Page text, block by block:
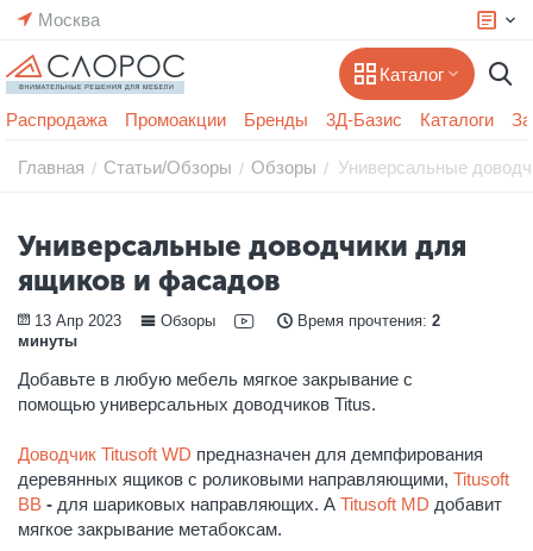
Москва
Каталог
Распродажа Промоакции Бренды 3Д-Базис Каталоги
Главная / Статьи/Обзоры / Обзоры / Универсальные
Универсальные доводчики для
ящиков и фасадов
13 Апр 2023 Обзоры Время прочтения: 2
минуты
Добавьте в любую мебель мягкое закрывание с
помощью универсальных доводчиков Titus.
Доводчик Titusoft WD предназначен для демпфирования
деревянных ящиков с роликовыми направляющими, Titusoft
BB - для шариковых направляющих. А Titusoft MD добавит
мягкое закрывание метабоксам.